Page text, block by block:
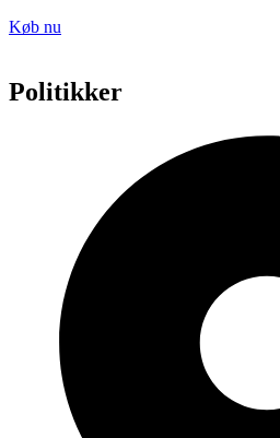
Køb nu
Politikker